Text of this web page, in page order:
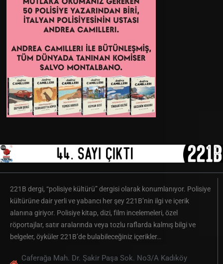
221B dergi, “polisiye kültürü” dergisi olarak konumlanıyor. Polisiye
kültürüne dair yerli ve yabancı her şey 221B’nin ilgi ve içerik
alanına giriyor. Polisiye kitap, dizi, film incelemeleri, özel
röportajlar, satır aralarında veya tozlu raflarda kalmış bilgi ve
belgeler, öyküler 221B’de bulabileceğiniz içerikler…
Caferağa Mah. Dr. Şakir Paşa Sok. No3/A Kadıköy